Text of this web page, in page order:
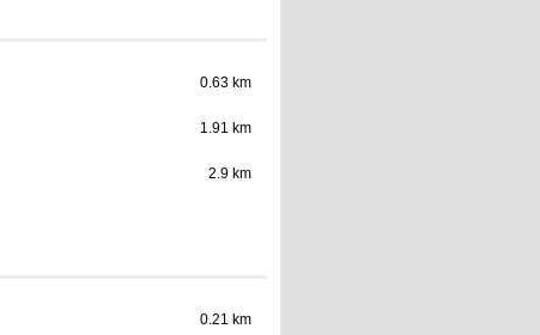
0.63 km
1.91 km
2.9 km
0.21 km